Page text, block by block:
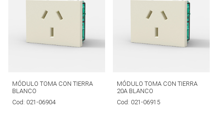
MÓDULO TOMA CON TIERRA
BLANCO
Cod: 021-06904
MÓDULO TOMA CON TIERRA
20A BLANCO
Cod: 021-06915